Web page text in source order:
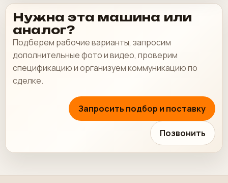
Нужна эта машина или
аналог?
Подберем рабочие варианты, запросим
дополнительные фото и видео, проверим
спецификацию и организуем коммуникацию по
сделке.
Запросить подбор и поставку
Позвонить